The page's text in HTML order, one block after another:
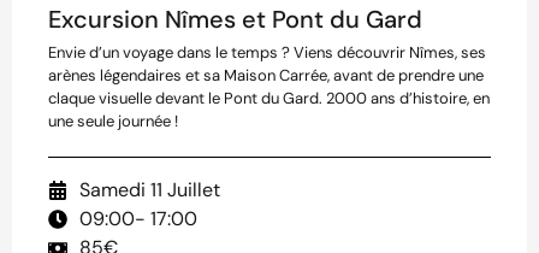
Excursion Nîmes et Pont du Gard
Envie d’un voyage dans le temps ? Viens découvrir Nîmes, ses
arènes légendaires et sa Maison Carrée, avant de prendre une
claque visuelle devant le Pont du Gard. 2000 ans d’histoire, en
une seule journée !
Samedi 11 Juillet
09:00- 17:00
85€